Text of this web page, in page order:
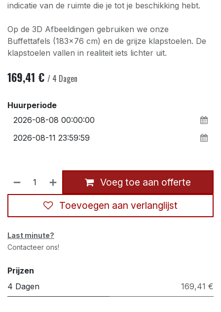
indicatie van de ruimte die je tot je beschikking hebt.
Op de 3D Afbeeldingen gebruiken we onze
Buffettafels (183x76 cm) en de grijze klapstoelen. De
klapstoelen vallen in realiteit iets lichter uit.
169,41 € / 4 Dagen
Huurperiode
Voeg toe aan offerte
Toevoegen aan verlanglijst
Last minute?
Contacteer ons!
Prijzen
4 Dagen
169,41 €